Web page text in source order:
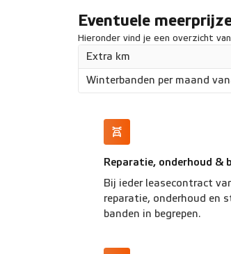
Eventuele
Hieronder vind je een overzicht
Extra km
Winterbanden per maand
Reparatie, onderhoud &
Bij ieder leasecontract
reparatie, onderhoud en
banden in begrepen.